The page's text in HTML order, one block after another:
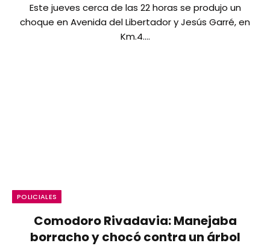
Este jueves cerca de las 22 horas se produjo un
choque en Avenida del Libertador y Jesús Garré, en
Km.4.…
POLICIALES
Comodoro Rivadavia: Manejaba
borracho y chocó contra un árbol